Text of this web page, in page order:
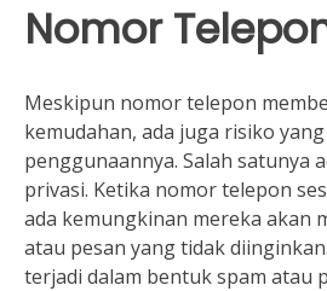
Nomor
Meskipun nomor telepon
kemudahan, ada juga risiko
penggunaannya. Salah satunya
privasi. Ketika nomor telepon
ada kemungkinan mereka akan
atau pesan yang tidak
terjadi dalam bentuk spam atau